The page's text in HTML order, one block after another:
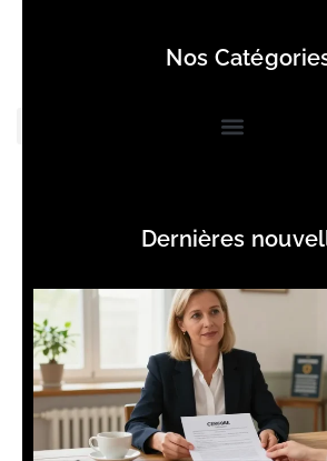
Nos
Dernières